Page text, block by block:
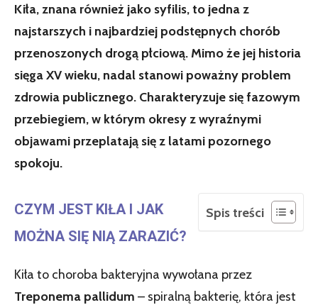
Kiła, znana również jako syfilis, to jedna z
najstarszych i najbardziej podstępnych chorób
przenoszonych drogą płciową. Mimo że jej historia
sięga XV wieku, nadal stanowi poważny problem
zdrowia publicznego. Charakteryzuje się fazowym
przebiegiem, w którym okresy z wyraźnymi
objawami przeplatają się z latami pozornego
spokoju.
Spis treści
CZYM JEST KIŁA I JAK
MOŻNA SIĘ NIĄ ZARAZIĆ?
Kiła to choroba bakteryjna wywołana przez
Treponema pallidum – spiralną bakterię, która jest